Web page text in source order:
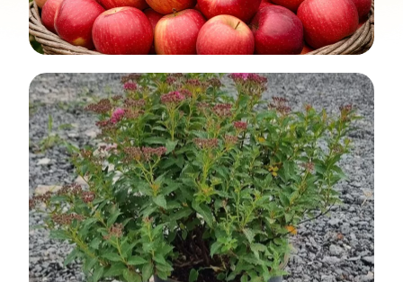
До конца августа 2026 г.
Акция: Скидка 30% на 3-х летние